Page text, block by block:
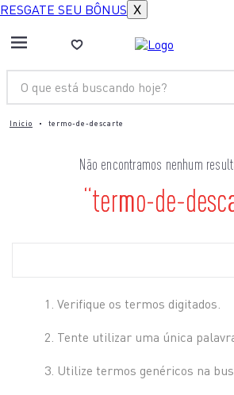
RESGATE SEU BÔNUS X
termo-de-descarte
termo-de-
Verifique os termos digitados.
Tente utilizar uma única
Utilize termos genéricos na